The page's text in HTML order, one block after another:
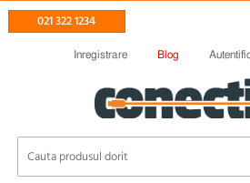
021 322 1234
Inregistrare Blog